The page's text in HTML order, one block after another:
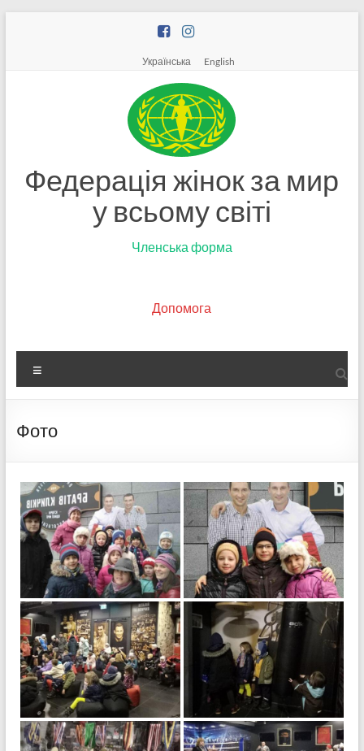
Українська English
Федерація жінок за мир
у всьому світі
Членська форма
Допомога
Фото